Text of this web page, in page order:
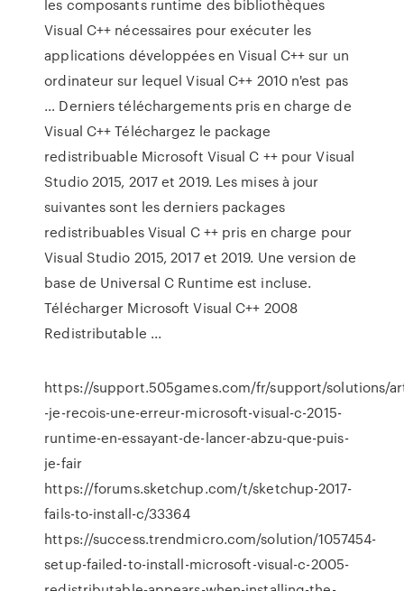
les composants runtime des bibliothèques
Visual C++ nécessaires pour exécuter les
applications développées en Visual C++ sur un
ordinateur sur lequel Visual C++ 2010 n'est pas
… Derniers téléchargements pris en charge de
Visual C++ Téléchargez le package
redistribuable Microsoft Visual C ++ pour Visual
Studio 2015, 2017 et 2019. Les mises à jour
suivantes sont les derniers packages
redistribuables Visual C ++ pris en charge pour
Visual Studio 2015, 2017 et 2019. Une version de
base de Universal C Runtime est incluse.
Télécharger Microsoft Visual C++ 2008
Redistributable ...
https://support.505games.com/fr/support/solutions/
-je-recois-une-erreur-microsoft-visual-c-2015-
runtime-en-essayant-de-lancer-abzu-que-puis-
je-fair
https://forums.sketchup.com/t/sketchup-2017-
fails-to-install-c/33364
https://success.trendmicro.com/solution/1057454-
setup-failed-to-install-microsoft-visual-c-2005-